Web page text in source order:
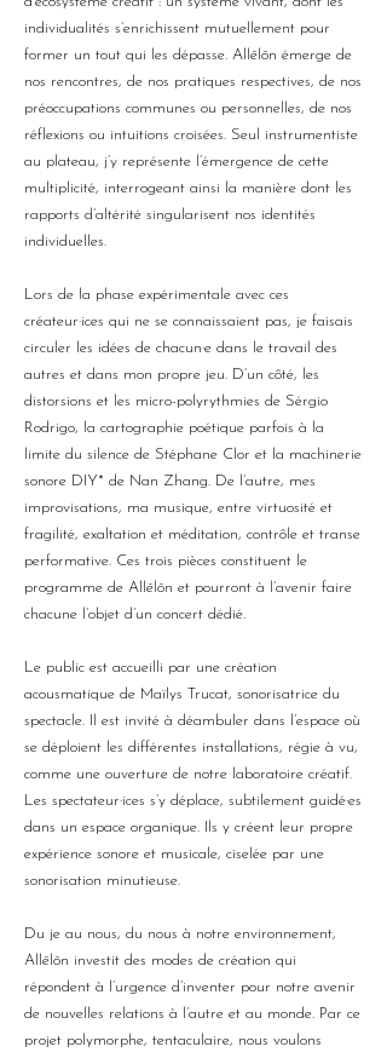
individualités s’enrichissent mutuellement pour
former un tout qui les dépasse. Allēlōn émerge de
nos rencontres, de nos pratiques respectives, de nos
préoccupations communes ou personnelles, de nos
réflexions ou intuitions croisées. Seul instrumentiste
au plateau, j’y représente l’émergence de cette
multiplicité, interrogeant ainsi la manière dont les
rapports d’altérité singularisent nos identités
individuelles.
Lors de la phase expérimentale avec ces
créateur·ices qui ne se connaissaient pas, je faisais
circuler les idées de chacun·e dans le travail des
autres et dans mon propre jeu. D’un côté, les
distorsions et les micro-polyrythmies de Sérgio
Rodrigo, la cartographie poétique parfois à la
limite du silence de Stéphane Clor et la machinerie
sonore DIY* de Nan Zhang. De l’autre, mes
improvisations, ma musique, entre virtuosité et
fragilité, exaltation et méditation, contrôle et transe
performative. Ces trois pièces constituent le
programme de Allēlōn et pourront à l’avenir faire
chacune l’objet d’un concert dédié.
Le public est accueilli par une création
acousmatique de Maïlys Trucat, sonorisatrice du
spectacle. Il est invité à déambuler dans l’espace où
se déploient les différentes installations, régie à vu,
comme une ouverture de notre laboratoire créatif.
Les spectateur·ices s’y déplace, subtilement guidé·es
dans un espace organique. Ils y créent leur propre
expérience sonore et musicale, ciselée par une
sonorisation minutieuse.
Du je au nous, du nous à notre environnement,
Allēlōn investit des modes de création qui
répondent à l’urgence d’inventer pour notre avenir
de nouvelles relations à l’autre et au monde. Par ce
projet polymorphe, tentaculaire, nous voulons